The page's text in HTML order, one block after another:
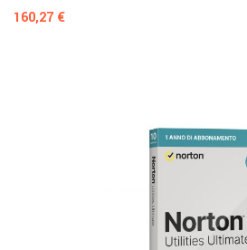
Prezzo
160,27 €